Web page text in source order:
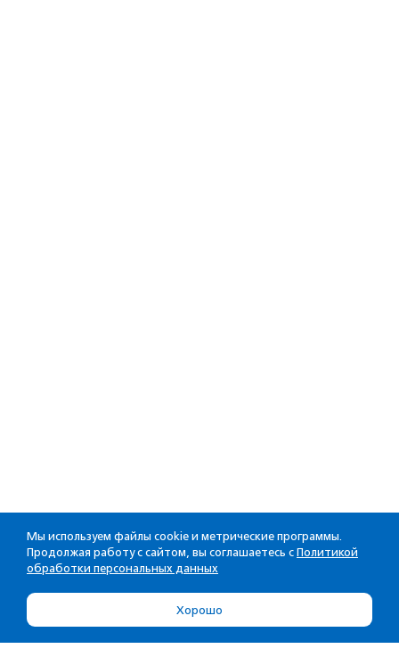
Мы используем файлы cookie и метрические программы.
Продолжая работу с сайтом, вы соглашаетесь с Политикой
обработки персональных данных
Хорошо